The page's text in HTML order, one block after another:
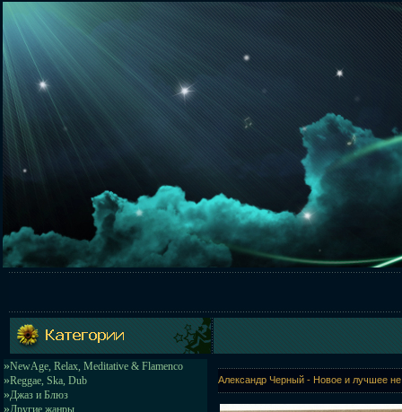
»NewAge, Relax, Meditative & Flamenco
»Reggae, Ska, Dub
»Джаз и Блюз
»Другие жанры
Александр Черный - Новое и лучшее